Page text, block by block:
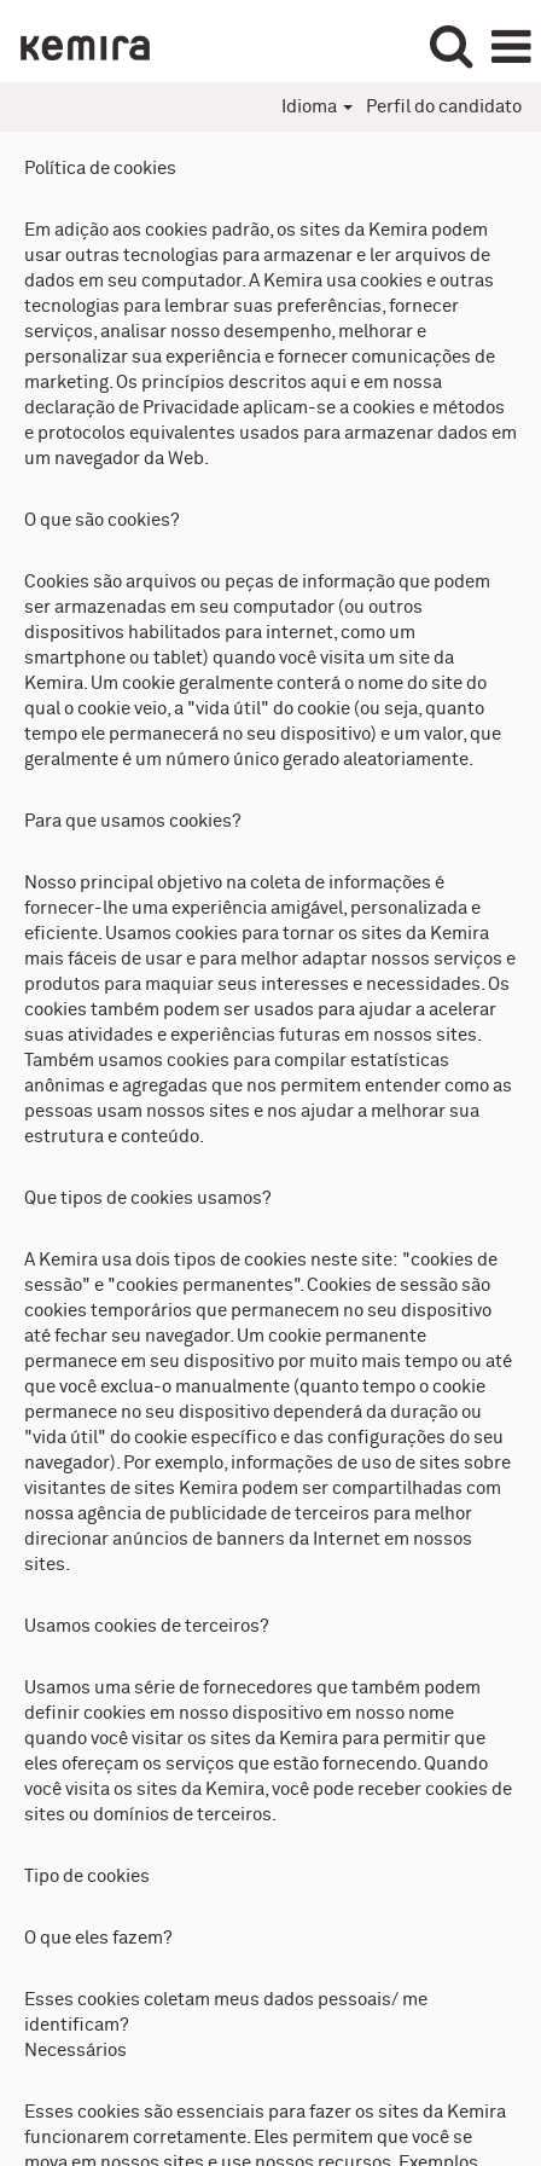
Idioma Perfil do candidato
Política de cookies
Em adição aos cookies padrão, os sites da Kemira podem
usar outras tecnologias para armazenar e ler arquivos de
dados em seu computador. A Kemira usa cookies e outras
tecnologias para lembrar suas preferências, fornecer
serviços, analisar nosso desempenho, melhorar e
personalizar sua experiência e fornecer comunicações de
marketing. Os princípios descritos aqui e em nossa
declaração de Privacidade aplicam-se a cookies e métodos
e protocolos equivalentes usados para armazenar dados em
um navegador da Web.
O que são cookies?
Cookies são arquivos ou peças de informação que podem
ser armazenadas em seu computador (ou outros
dispositivos habilitados para internet, como um
smartphone ou tablet) quando você visita um site da
Kemira. Um cookie geralmente conterá o nome do site do
qual o cookie veio, a "vida útil" do cookie (ou seja, quanto
tempo ele permanecerá no seu dispositivo) e um valor, que
geralmente é um número único gerado aleatoriamente.
Para que usamos cookies?
Nosso principal objetivo na coleta de informações é
fornecer-lhe uma experiência amigável, personalizada e
eficiente. Usamos cookies para tornar os sites da Kemira
mais fáceis de usar e para melhor adaptar nossos serviços e
produtos para maquiar seus interesses e necessidades. Os
cookies também podem ser usados para ajudar a acelerar
suas atividades e experiências futuras em nossos sites.
Também usamos cookies para compilar estatísticas
anônimas e agregadas que nos permitem entender como as
pessoas usam nossos sites e nos ajudar a melhorar sua
estrutura e conteúdo.
Que tipos de cookies usamos?
A Kemira usa dois tipos de cookies neste site: "cookies de
sessão" e "cookies permanentes". Cookies de sessão são
cookies temporários que permanecem no seu dispositivo
até fechar seu navegador. Um cookie permanente
permanece em seu dispositivo por muito mais tempo ou até
que você exclua-o manualmente (quanto tempo o cookie
permanece no seu dispositivo dependerá da duração ou
"vida útil" do cookie específico e das configurações do seu
navegador). Por exemplo, informações de uso de sites sobre
visitantes de sites Kemira podem ser compartilhadas com
nossa agência de publicidade de terceiros para melhor
direcionar anúncios de banners da Internet em nossos
sites.
Usamos cookies de terceiros?
Usamos uma série de fornecedores que também podem
definir cookies em nosso dispositivo em nosso nome
quando você visitar os sites da Kemira para permitir que
eles ofereçam os serviços que estão fornecendo. Quando
você visita os sites da Kemira, você pode receber cookies de
sites ou domínios de terceiros.
Tipo de cookies
O que eles fazem?
Esses cookies coletam meus dados pessoais/ me
identificam?
Necessários
Esses cookies são essenciais para fazer os sites da Kemira
funcionarem corretamente. Eles permitem que você se